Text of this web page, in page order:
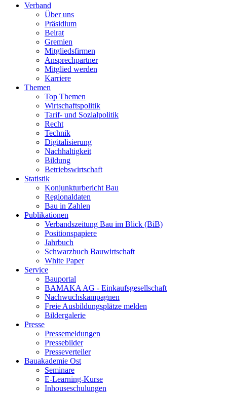
Verband
Über uns
Präsidium
Beirat
Gremien
Mitgliedsfirmen
Ansprechpartner
Mitglied werden
Karriere
Themen
Top Themen
Wirtschaftspolitik
Tarif- und Sozialpolitik
Recht
Technik
Digitalisierung
Nachhaltigkeit
Bildung
Betriebswirtschaft
Statistik
Konjunkturbericht Bau
Regionaldaten
Bau in Zahlen
Publikationen
Verbandszeitung Bau im Blick (BiB)
Positionspapiere
Jahrbuch
Schwarzbuch Bauwirtschaft
White Paper
Service
Bauportal
BAMAKA AG - Einkaufsgesellschaft
Nachwuchskampagnen
Freie Ausbildungsplätze melden
Bildergalerie
Presse
Pressemeldungen
Pressebilder
Presseverteiler
Bauakademie Ost
Seminare
E-Learning-Kurse
Inhouseschulungen